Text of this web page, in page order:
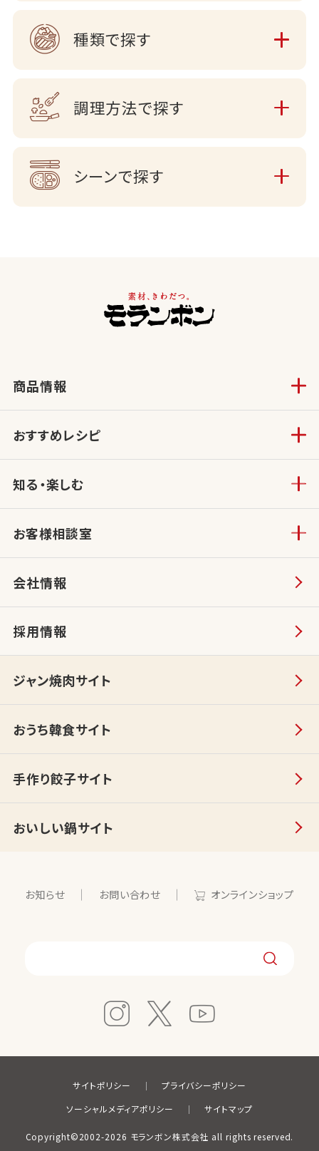
種類で探す
調理方法で探す
シーンで探す
商品情報
おすすめレシピ
知る・楽しむ
お客様相談室
会社情報
採用情報
ジャン焼肉サイト
おうち韓食サイト
手作り餃子サイト
おいしい鍋サイト
お知らせ お問い合わせ オンラインショップ
Copyright©2002-2026 モランボン株式会社 all rights reserved.
サイトポリシー
プライバシーポリシー
ソーシャルメディアポリシー
サイトマップ